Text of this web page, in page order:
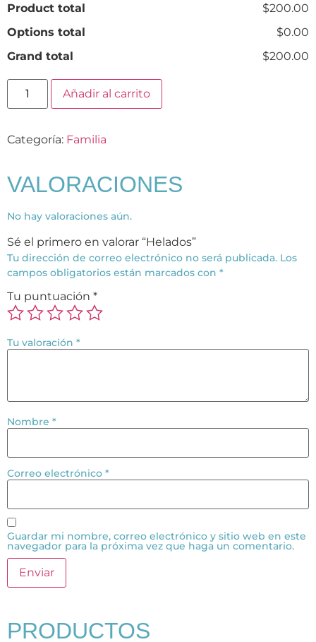
Product total
$200.00
Options total
$0.00
Grand total
$200.00
Añadir al carrito
Categoría: Familia
VALORACIONES
No hay valoraciones aún.
Sé el primero en valorar “Helados”
Tu dirección de correo electrónico no será publicada. Los
campos obligatorios están marcados con *
Tu puntuación *
Tu valoración *
Nombre *
Correo electrónico *
Guardar mi nombre, correo electrónico y sitio web en este
navegador para la próxima vez que haga un comentario.
PRODUCTOS